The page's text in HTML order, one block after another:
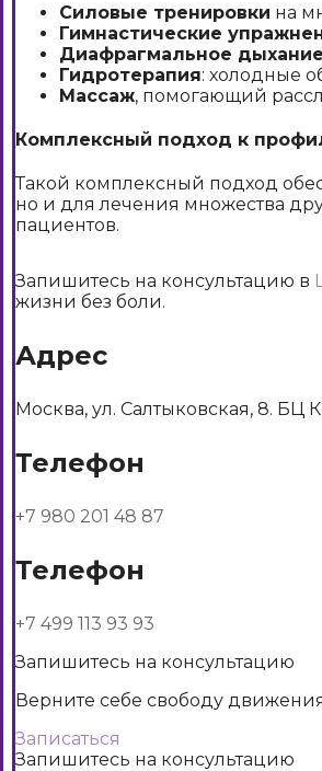
Силовые тренировки на
Гимнастические
Диафрагмальное дыхание
Гидротерапия: холодные
Массаж, помогающий
Комплексный подход к
Такой комплексный подход
но и для лечения множества
пациентов.
Запишитесь на консультацию в
жизни без боли.
Адрес
Москва, ул. Салтыковская, 8. БЦ
Телефон
+7 980 201 48 87
Телефон
+7 499 113 93 93
Запишитесь на консультацию
Верните себе свободу
Записаться
Запишитесь на консультацию